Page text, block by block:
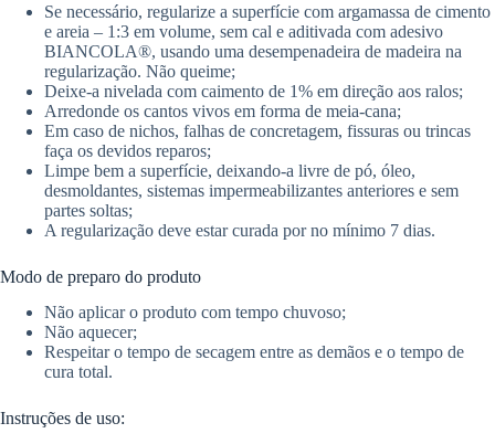
Se necessário, regularize a superfície com argamassa de cimento
e areia – 1:3 em volume, sem cal e aditivada com adesivo
BIANCOLA®, usando uma desempenadeira de madeira na
regularização. Não queime;
Deixe-a nivelada com caimento de 1% em direção aos ralos;
Arredonde os cantos vivos em forma de meia-cana;
Em caso de nichos, falhas de concretagem, fissuras ou trincas
faça os devidos reparos;
Limpe bem a superfície, deixando-a livre de pó, óleo,
desmoldantes, sistemas impermeabilizantes anteriores e sem
partes soltas;
A regularização deve estar curada por no mínimo 7 dias.
Modo de preparo do produto
Não aplicar o produto com tempo chuvoso;
Não aquecer;
Respeitar o tempo de secagem entre as demãos e o tempo de
cura total.
Instruções de uso: